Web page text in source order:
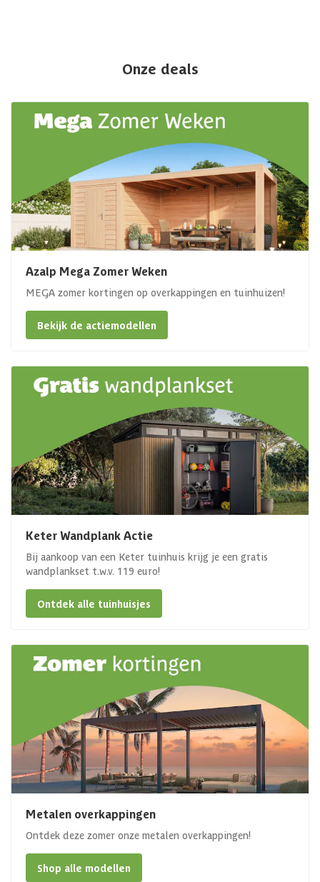
Onze deals
Azalp Mega Zomer Weken
MEGA zomer kortingen op overkappingen en tuinhuizen!
Bekijk de actiemodellen
Keter Wandplank Actie
Bij aankoop van een Keter tuinhuis krijg je een gratis
wandplankset t.w.v. 119 euro!
Ontdek alle tuinhuisjes
Metalen overkappingen
Ontdek deze zomer onze metalen overkappingen!
Shop alle modellen